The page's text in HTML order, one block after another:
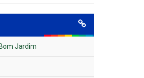
Jardim